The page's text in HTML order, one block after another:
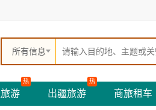
所有信息
游
热
出疆旅游
热
商旅租车